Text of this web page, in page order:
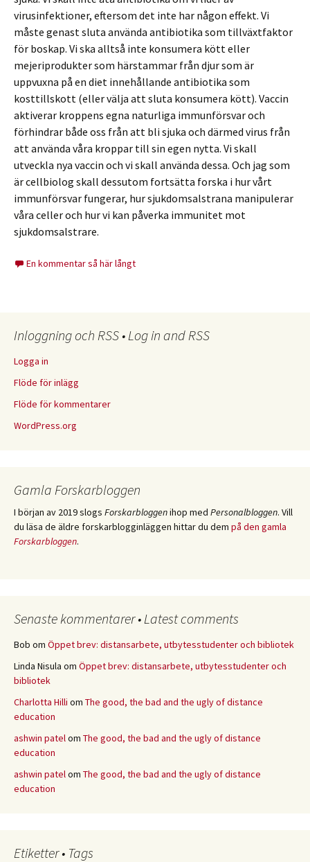
virusinfektioner, eftersom det inte har någon effekt. Vi
måste genast sluta använda antibiotika som tillväxtfaktor
för boskap. Vi ska alltså inte konsumera kött eller
mejeriprodukter som härstammar från djur som är
uppvuxna på en diet innehållande antibiotika som
kosttillskott (eller välja att sluta konsumera kött). Vaccin
aktiverar kroppens egna naturliga immunförsvar och
förhindrar både oss från att bli sjuka och därmed virus från
att använda våra kroppar till sin egen nytta. Vi skall
utveckla nya vaccin och vi skall använda dessa. Och jag som
är cellbiolog skall dessutom fortsätta forska i hur vårt
immunförsvar fungerar, hur sjukdomsalstrana manipulerar
våra celler och hur vi kan påverka immunitet mot
sjukdomsalstrare.
En kommentar så här långt
Inloggning och RSS • Log in and RSS
Logga in
Flöde för inlägg
Flöde för kommentarer
WordPress.org
Gamla Forskarbloggen
I början av 2019 slogs Forskarbloggenihop med Personalbloggen. Vill
du läsa de äldre forskarblogginläggen hittar du dem på den gamla
Forskarbloggen.
Senaste kommentarer • Latest comments
Bob om Öppet brev: distansarbete, utbytesstudenter och bibliotek
Linda Nisula om Öppet brev: distansarbete, utbytesstudenter och
bibliotek
Charlotta Hilli om The good, the bad and the ugly of distance
education
ashwin patelom The good, the bad and the ugly of distance
education
ashwin patelom The good, the bad and the ugly of distance
education
Etiketter • Tags